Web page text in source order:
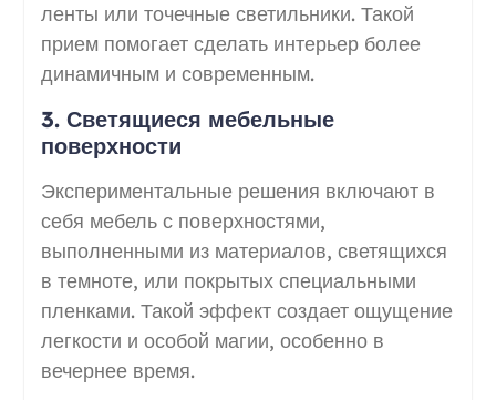
ленты или точечные светильники. Такой
прием помогает сделать интерьер более
динамичным и современным.
3. Светящиеся мебельные
поверхности
Экспериментальные решения включают в
себя мебель с поверхностями,
выполненными из материалов, светящихся
в темноте, или покрытых специальными
пленками. Такой эффект создает ощущение
легкости и особой магии, особенно в
вечернее время.